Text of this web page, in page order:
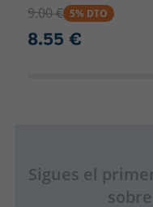
9.00 € 5% DTO
8.55 €
Sigues el